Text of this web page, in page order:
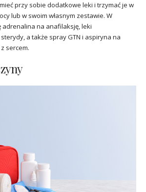
przy sobie dodatkowe leki i trzymać je w
lub w swoim własnym zestawie. W
adrenalina na anafilaksję, leki
a także spray GTN i aspiryna na
sercem.